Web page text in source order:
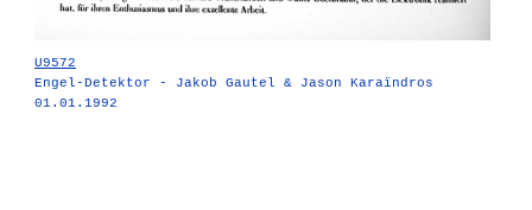
U9572
Engel-Detektor - Jakob Gautel & Jason Karaïndros
01.01.1992